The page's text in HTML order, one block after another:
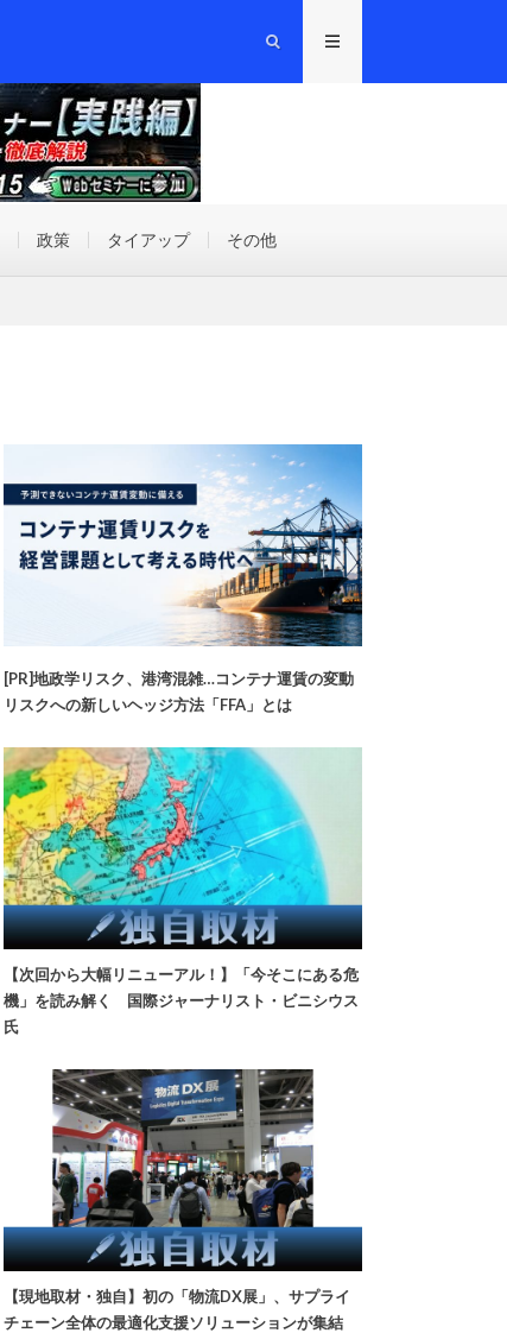
政策 タイアップ その他
[PR]地政学リスク、港湾混雑…コンテナ運賃の変動
リスクへの新しいヘッジ方法「FFA」とは
【次回から大幅リニューアル！】「今そこにある危
機」を読み解く 国際ジャーナリスト・ビニシウス
氏
【現地取材・独自】初の「物流DX展」、サプライ
チェーン全体の最適化支援ソリューションが集結